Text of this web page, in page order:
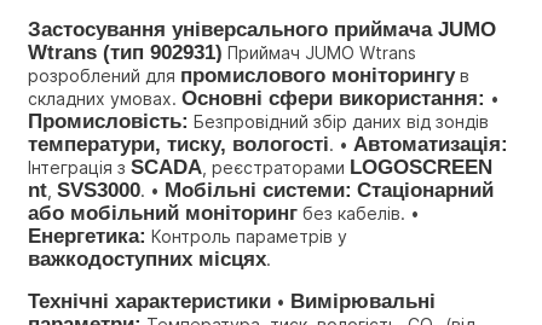
Застосування універсального приймача JUMO
Wtrans (тип 902931) Приймач JUMO Wtrans
розроблений для промислового моніторингу в
складних умовах. Основні сфери використання:
Промисловість:
температури, тиску, вологості. • Автоматизація:
Інтеграція з SCADA , реєстраторами LOGOSCREEN
nt SVS3000. • Мобільні системи: Стаціонарний
або мобільний моніторинг
Енергетика:
важкодоступних місцях.
Технічні характеристики • Вимірювальні